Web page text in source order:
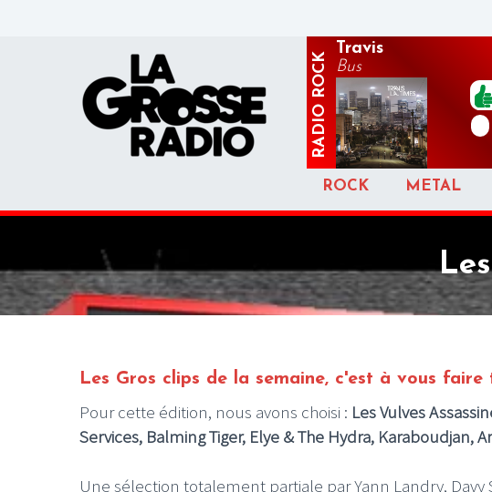
RADIO
ROCK
Travis
Bus
ROCK METAL
Les Gros clips de la semaine, c'est à vous
Pour cette édition, nous avons choisi : Les Vulves
Services, Balming Tiger, Elye & The Hydra, Karaboudjan,
Une sélection totalement partiale par Yann Landry, Davy